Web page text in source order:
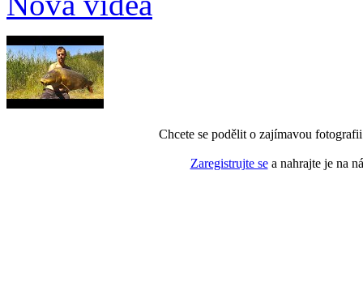
Chcete se podělit o zajímavou
Zaregistrujte sea nahrajte je na